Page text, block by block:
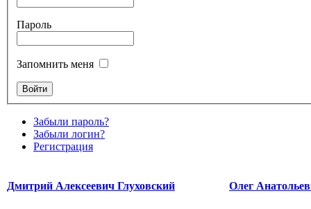
Пароль
Запомнить меня
Забыли пароль?
Забыли логин?
Регистрация
Дмитрий Алексеевич Глуховский Олег